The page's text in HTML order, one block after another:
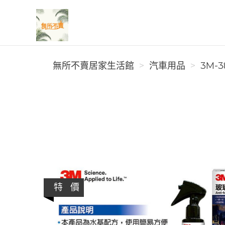
無所不賣居家生活館
無所不賣居家生活館
汽車用品 3M-
特 價